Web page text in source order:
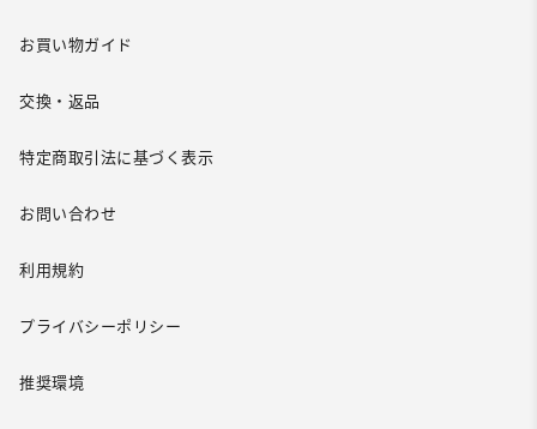
お買い物ガイド
交換・返品
特定商取引法に基づく表示
お問い合わせ
利用規約
プライバシーポリシー
推奨環境